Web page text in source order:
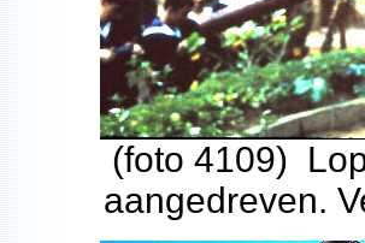
(foto 4109)
aangedreven.